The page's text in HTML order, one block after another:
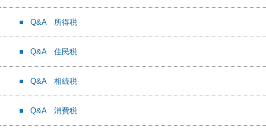
Q&A 所得税
Q&A 住民税
Q&A 相続税
Q&A 消費税